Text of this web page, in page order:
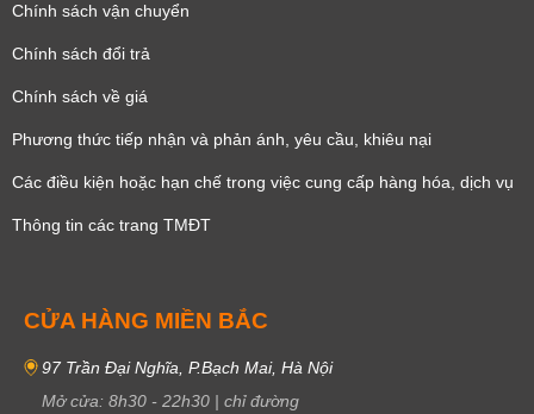
Chính sách vận chuyển
Chính sách đổi trả
Chính sách về giá
Phương thức tiếp nhận và phản ánh, yêu cầu, khiêu nại
Các điều kiện hoặc hạn chế trong việc cung cấp hàng hóa, dịch vụ
Thông tin các trang TMĐT
CỬA HÀNG MIỀN BẮC
97 Trần Đại Nghĩa, P.Bạch Mai, Hà Nội
Mở cửa: 8h30 - 22h30 | chỉ đường